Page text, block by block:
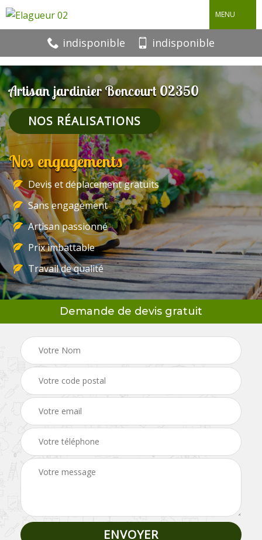
MENU
indisponible indisponible
Artisan jardinier Boncourt 02350
NOS RÉALISATIONS
Nos engagements
Devis et déplacement gratuits
Sans engagement
Artisan passionné
Prix imbattable
Travail de qualité
Demande de devis gratuit